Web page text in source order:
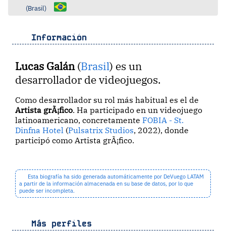
(Brasil)
Información
Lucas Galán(Brasil) es un
desarrollador de videojuegos.
Como desarrollador su rol más habitual es el de
Artista grÃ¡fico. Ha participado en un videojuego
latinoamericano, concretamenteFOBIA - St.
Dinfna Hotel (Pulsatrix Studios, 2022), donde
participó como Artista grÃ¡fico.
Esta biografía ha sido generada automáticamente por DeVuego LATAM
a partir de la información almacenada en su base de datos, por lo que
puede ser incompleta.
Más perfiles